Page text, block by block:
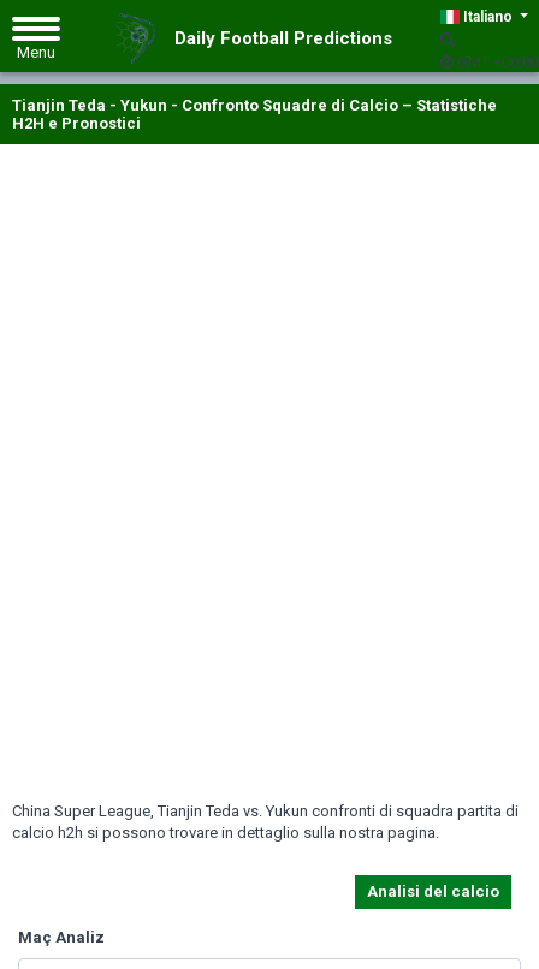
Italiano
GMT +00:00
Daily Football Predictions
Tianjin Teda - Yukun - Confronto Squadre di Calcio – Statistiche
H2H e Pronostici
China Super League, Tianjin Teda vs. Yukun confronti di squadra partita di
calcio h2h si possono trovare in dettaglio sulla nostra pagina.
Analisi del calcio
Maç Analiz